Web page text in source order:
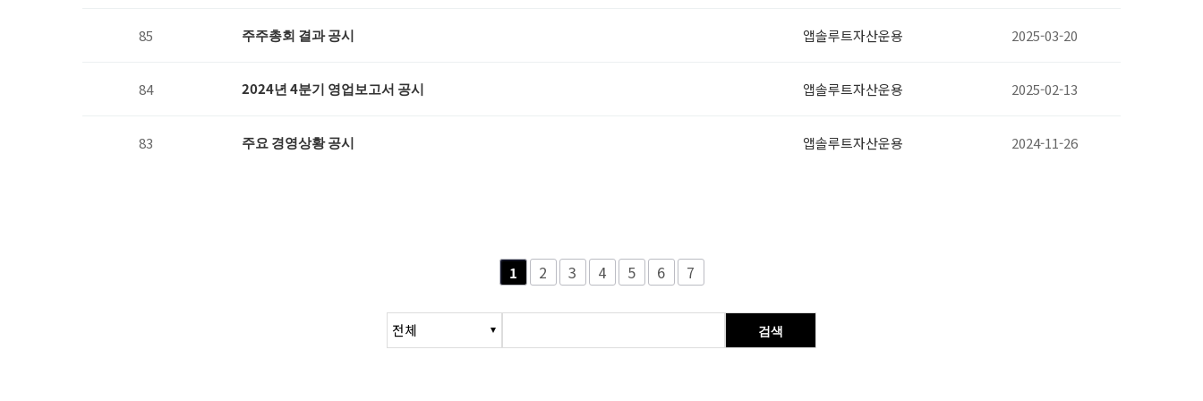
85 주주총회 결과 공시 앱솔루트자산운용 2025-03-20
84 2024년 4분기 영업보고서 공시 앱솔루트자산운용 2025-02-13
83 주요 경영상황 공시 앱솔루트자산운용 2024-11-26
1 2 3 4 5 6 7
검색